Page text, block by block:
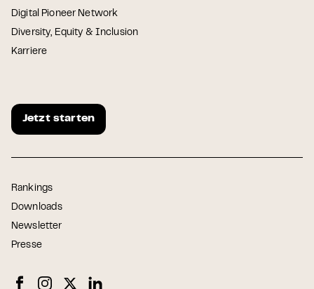
Digital Pioneer Network
Diversity, Equity & Inclusion
Karriere
Jetzt starten
Rankings
Downloads
Newsletter
Presse